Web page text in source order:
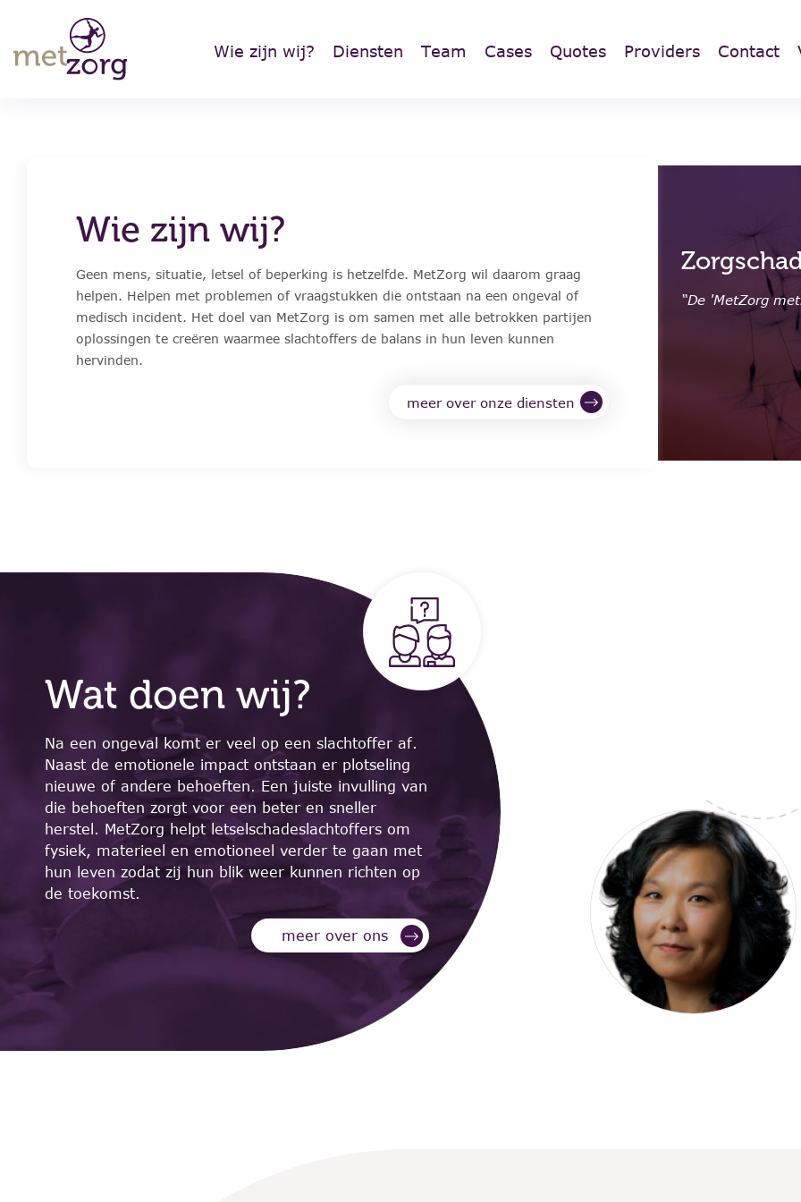
Wie zijn wij? Diensten Team Cases Quotes Providers Contact
Wie zijn wij?
Geen mens, situatie, letsel of beperking is hetzelfde. MetZorg wil daarom graag
helpen. Helpen met problemen of vraagstukken die ontstaan na een ongeval of
medisch incident. Het doel van MetZorg is om samen met alle betrokken partijen
oplossingen te creëren waarmee slachtoffers de balans in hun leven kunnen
hervinden.
meer over onze diensten
hier wil ik meer van weten
“Voor ondernemers, ZZP en het MKB”
hier wil ik meer van weten
“De 'MetZorg
Wat doen wij?
Na een ongeval komt er veel op een slachtoffer af.
Naast de emotionele impact ontstaan er plotseling
nieuwe of andere behoeften. Een juiste invulling van
die behoeften zorgt voor een beter en sneller
herstel. MetZorg helpt letselschadeslachtoffers om
fysiek, materieel en emotioneel verder te gaan met
hun leven zodat zij hun blik weer kunnen richten op
de toekomst.
meer over ons
mens heeft talenten. Het gaat
om dat je continue op zoek gaat
plekken, waar deze het beste tot
uiting komen! ”
Stefan Oud
integratiespecialist